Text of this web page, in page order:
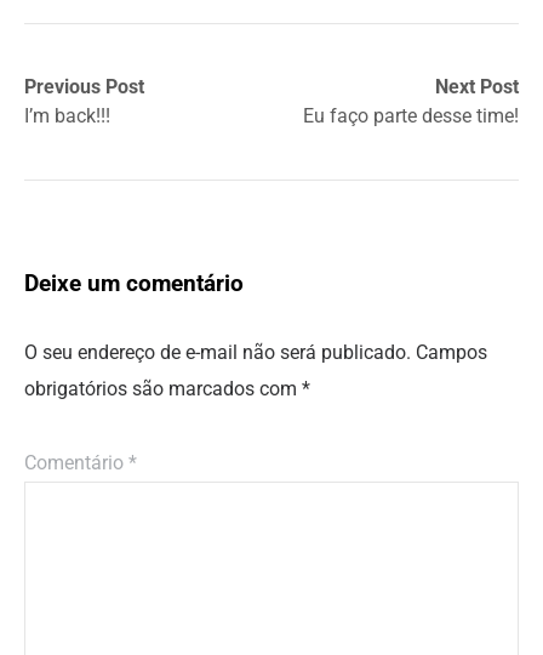
Previous Post
I’m back!!!
Next Post
Eu faço parte desse time!
Deixe um comentário
O seu endereço de e-mail não será publicado. Campos
obrigatórios são marcados com *
Comentário *